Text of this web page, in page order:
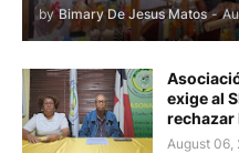
by Bimary De Jesus Matos -
exige al
rechazar
August 06,